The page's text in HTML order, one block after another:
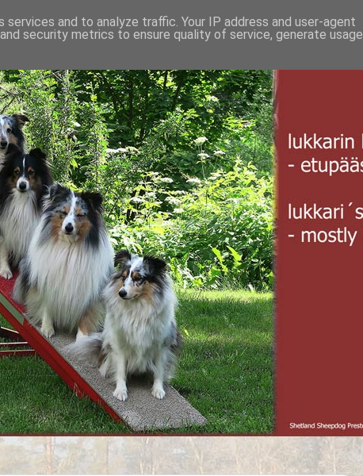
and to analyze traffic. Your IP address and user-agent
security metrics to ensure quality of service, generate usage